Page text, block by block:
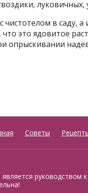
чистотелом в саду, а
это ядовитое
опрыскивании
Советы
руководством